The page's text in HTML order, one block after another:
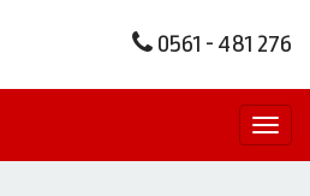
0561 - 481 276